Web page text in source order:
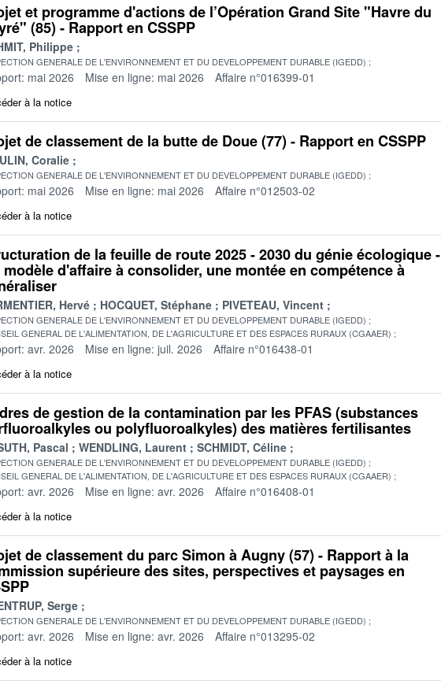
et programme d'actions de l’Opération Grand Site "Havre du
(85) - Rapport en CSSPP
Philippe
GENERALE DE L'ENVIRONNEMENT ET DU DEVELOPPEMENT DURABLE (IGEDD)
mai 2026 Mise en ligne: mai 2026 Affaire n°016399-01
à la notice
de classement de la butte de Doue (77) - Rapport en CSSPP
Coralie
GENERALE DE L'ENVIRONNEMENT ET DU DEVELOPPEMENT DURABLE (IGEDD)
mai 2026 Mise en ligne: mai 2026 Affaire n°012503-02
à la notice
de la feuille de route 2025 - 2030 du génie écologique -
modèle d'affaire à consolider, une montée en compétence à
Hervé HOCQUET, Stéphane PIVETEAU, Vincent
GENERALE DE L'ENVIRONNEMENT ET DU DEVELOPPEMENT DURABLE (IGEDD)
GENERAL DE L'ALIMENTATION, DE L'AGRICULTURE ET DES ESPACES RURAUX (CGAAER)
avr. 2026 Mise en ligne: juil. 2026 Affaire n°016438-01
à la notice
de gestion de la contamination par les PFAS (substances
ou polyfluoroalkyles) des matières fertilisantes
Pascal WENDLING, Laurent SCHMIDT, Céline
GENERALE DE L'ENVIRONNEMENT ET DU DEVELOPPEMENT DURABLE (IGEDD)
GENERAL DE L'ALIMENTATION, DE L'AGRICULTURE ET DES ESPACES RURAUX (CGAAER)
avr. 2026 Mise en ligne: avr. 2026 Affaire n°016408-01
à la notice
de classement du parc Simon à Augny (57) - Rapport à la
supérieure des sites, perspectives et paysages en
Serge
GENERALE DE L'ENVIRONNEMENT ET DU DEVELOPPEMENT DURABLE (IGEDD)
avr. 2026 Mise en ligne: avr. 2026 Affaire n°013295-02
à la notice